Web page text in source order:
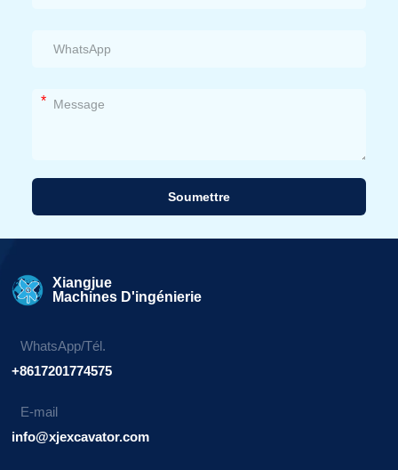
*
Soumettre
Xiangjue
Machines D'ingénierie
WhatsApp/Tél.
+8617201774575
E-mail
info@xjexcavator.com